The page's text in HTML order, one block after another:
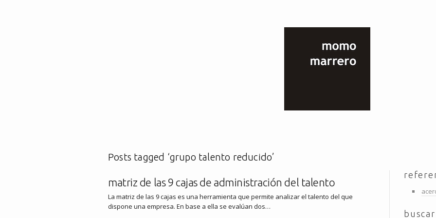
Posts tagged ‘grupo talento reducido’
matriz de las 9 cajas de administración del talento
La matriz de las 9 cajas es una herramienta que permite analizar el talento del que
dispone una empresa. En base a ella se evalúan dos…
buscar